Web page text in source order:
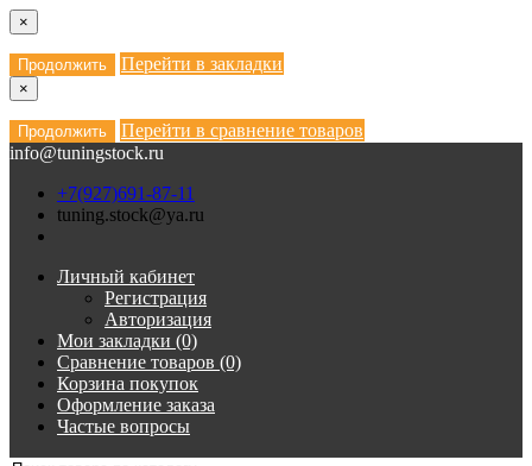
×
Продолжить Перейти в закладки
×
Продолжить
Перейти в сравнение товаров
info@tuningstock.ru
+7(927)691-87-11
tuning.stock@ya.ru
Личный кабинет
Регистрация
Авторизация
Мои закладки (0)
Сравнение товаров (0)
Корзина покупок
Оформление заказа
Частые вопросы